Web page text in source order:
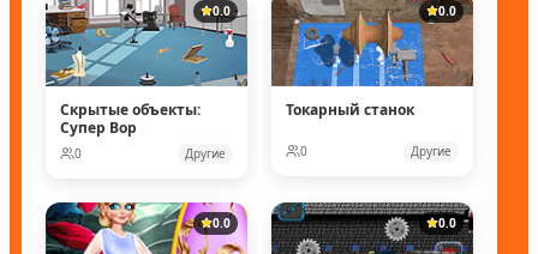
0.0
Скрытые объекты:
Супер Вор
0 Другие
0.0
Токарный станок
0 Другие
0.0 0.0